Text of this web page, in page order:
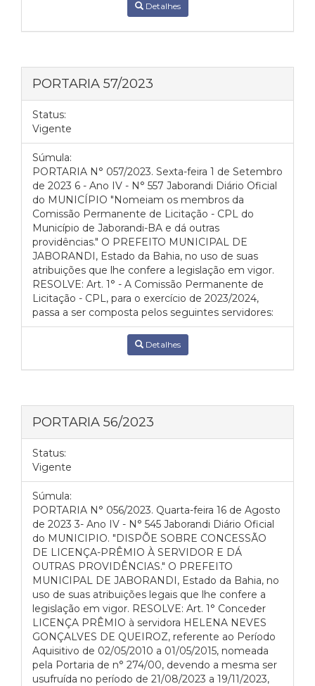
Detalhes
PORTARIA 57/2023
Status:
Vigente
Súmula:
PORTARIA N° 057/2023. Sexta-feira 1 de Setembro
de 2023 6 - Ano IV - N° 557 Jaborandi Diário Oficial
do MUNICÍPIO "Nomeiam os membros da
Comissão Permanente de Licitação - CPL do
Município de Jaborandi-BA e dá outras
providências." O PREFEITO MUNICIPAL DE
JABORANDI, Estado da Bahia, no uso de suas
atribuições que lhe confere a legislação em vigor.
RESOLVE: Art. 1° - A Comissão Permanente de
Licitação - CPL, para o exercício de 2023/2024,
passa a ser composta pelos seguintes servidores:
Detalhes
PORTARIA 56/2023
Status:
Vigente
Súmula:
PORTARIA N° 056/2023. Quarta-feira 16 de Agosto
de 2023 3- Ano IV - N° 545 Jaborandi Diário Oficial
do MUNICIPIO. "DISPÕE SOBRE CONCESSÃO
DE LICENÇA-PRÊMIO À SERVIDOR E DÁ
OUTRAS PROVIDÊNCIAS." O PREFEITO
MUNICIPAL DE JABORANDI, Estado da Bahia, no
uso de suas atribuições legais que lhe confere a
legislação em vigor. RESOLVE: Art. 1° Conceder
LICENÇA PRÊMIO à servidora HELENA NEVES
GONÇALVES DE QUEIROZ, referente ao Período
Aquisitivo de 02/05/2010 a 01/05/2015, nomeada
pela Portaria de n° 274/00, devendo a mesma ser
usufruída no período de 21/08/2023 a 19/11/2023,